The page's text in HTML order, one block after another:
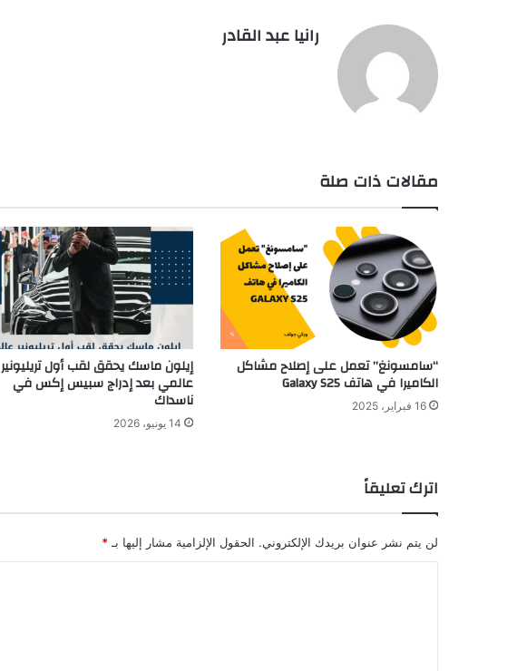
رانيا عبد القادر
مقالات ذات صلة
“سامسونغ” تعمل على إصلاح مشاكل
الكاميرا في هاتف Galaxy S25
16 فبراير، 2025
إيلون ماسك يحقق لقب أول تريليونير
عالمي بعد إدراج سبيس إكس في
ناسداك
14 يونيو، 2026
اترك تعليقاً
لن يتم نشر عنوان بريدك الإلكتروني. الحقول الإلزامية مشار إليها بـ *